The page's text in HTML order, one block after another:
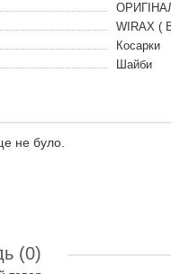
WIRAX (
Косарки
Шайби
не було.
(0)